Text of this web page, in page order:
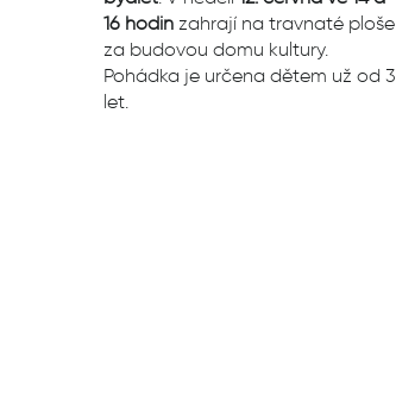
16 hodin zahrají na travnaté ploše
za budovou domu kultury.
Pohádka je určena dětem už od 3
let.